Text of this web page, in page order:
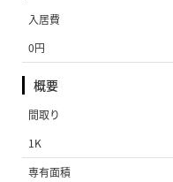
入居費
0円
概要
間取り
1K
専有面積